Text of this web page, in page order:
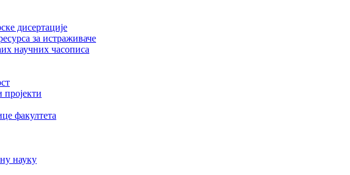
дисертације
за истраживаче
научних часописа
факултета
науку